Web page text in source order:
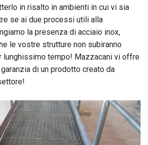
in risalto in ambienti in cui vi sia
se ai due processi utili alla
la presenza di acciaio inox,
le vostre strutture non subiranno
lunghissimo tempo! Mazzacani vi offre
di un prodotto creato da